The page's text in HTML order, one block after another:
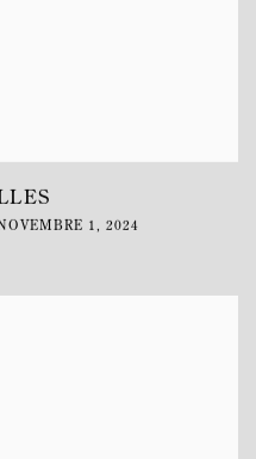
1, 2024